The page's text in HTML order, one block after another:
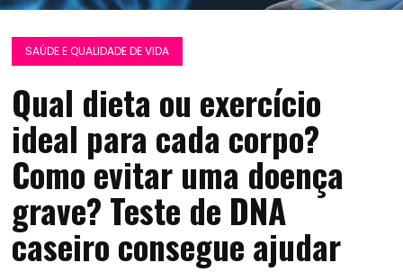
SAÚDE E QUALIDADE DE VIDA
Qual dieta ou exercício
ideal para cada corpo?
Como evitar uma doença
grave? Teste de DNA
caseiro consegue ajudar